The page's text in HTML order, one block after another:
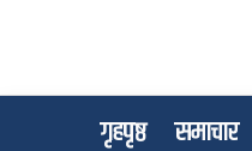
गृहपृष्ठ समाचार